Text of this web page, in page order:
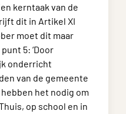
kerntaak van de
dit in Artikel XI
moet dit maar
5: ‘Door
onderricht
van de gemeente
hebben het nodig om
op school en in